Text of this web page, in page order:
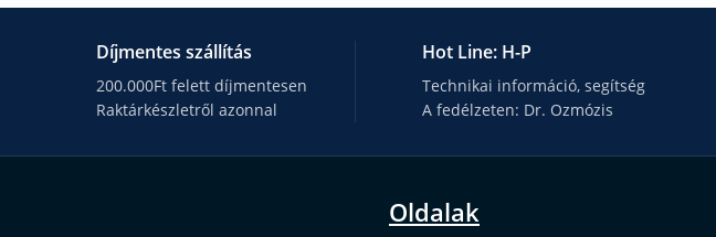
Díjmentes szállítás
200.000Ft felett díjmentesen
Raktárkészletről azonnal
Hot Line: H-P
Technikai információ, segítség
A fedélzeten: Dr. Ozmózis
Oldalak